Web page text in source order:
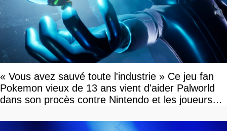
« Vous avez sauvé toute l'industrie » Ce jeu fan
Pokemon vieux de 13 ans vient d'aider Palworld
dans son procès contre Nintendo et les joueurs